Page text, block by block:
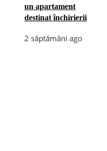
un apartament
destinat închirierii
2 săptămâni ago